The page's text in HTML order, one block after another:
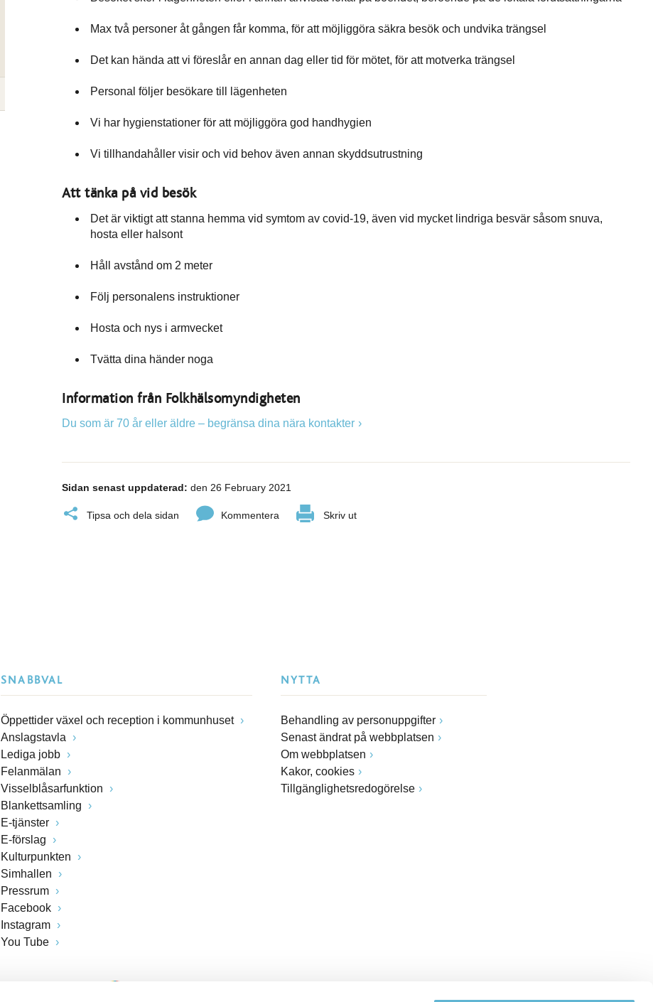
Max två personer åt gången får komma, för att möjliggöra säkra besök och undvika trängsel
Det kan hända att vi föreslår en annan dag eller tid för mötet, för att motverka trängsel
Personal följer besökare till lägenheten
Vi har hygienstationer för att möjliggöra god handhygien
Vi tillhandahåller visir och vid behov även annan skyddsutrustning
Att tänka på vid besök
Det är viktigt att stanna hemma vid symtom av covid-19, även vid mycket lindriga besvär såsom snuva,
hosta eller halsont
Håll avstånd om 2 meter
Följ personalens instruktioner
Hosta och nys i armvecket
Tvätta dina händer noga
Information från Folkhälsomyndigheten
Du som är 70 år eller äldre – begränsa dina nära kontakter
Sidan senast uppdaterad: den 26 February 2021
Tipsa och dela sidan Kommentera Skriv ut
SNABBVAL
Öppettider växel och reception i kommunhuset
Anslagstavla
Lediga jobb
Felanmälan
Visselblåsarfunktion
Blankettsamling
E-tjänster
E-förslag
Kulturpunkten
Simhallen
Pressrum
Facebook
Instagram
You Tube
NYTTA
Behandling av personuppgifter
Senast ändrat på webbplatsen
Om webbplatsen
Kakor, cookies
Tillgänglighetsredogörelse